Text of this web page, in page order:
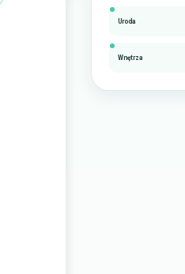
Uroda
Wnętrza